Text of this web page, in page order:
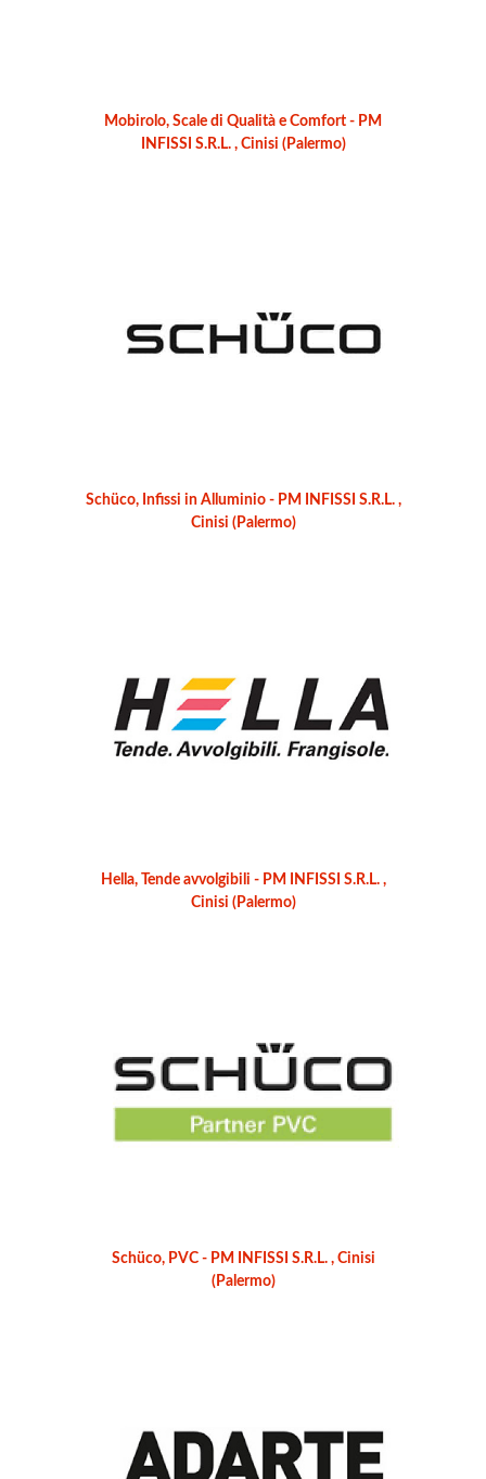
Mobirolo, Scale di Qualità e Comfort - PM
INFISSI S.R.L. , Cinisi (Palermo)
Schüco, Infissi in Alluminio - PM INFISSI S.R.L. ,
Cinisi (Palermo)
Hella, Tende avvolgibili - PM INFISSI S.R.L. ,
Cinisi (Palermo)
Schüco, PVC - PM INFISSI S.R.L. , Cinisi
(Palermo)